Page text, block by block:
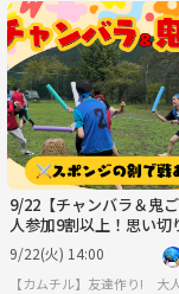
9/22【チャンバラ＆鬼
人参加9割以上！思い切
でストレス発散！＠代
1292回】
9/22(火) 14:00
【カムチル】友達作り! 大